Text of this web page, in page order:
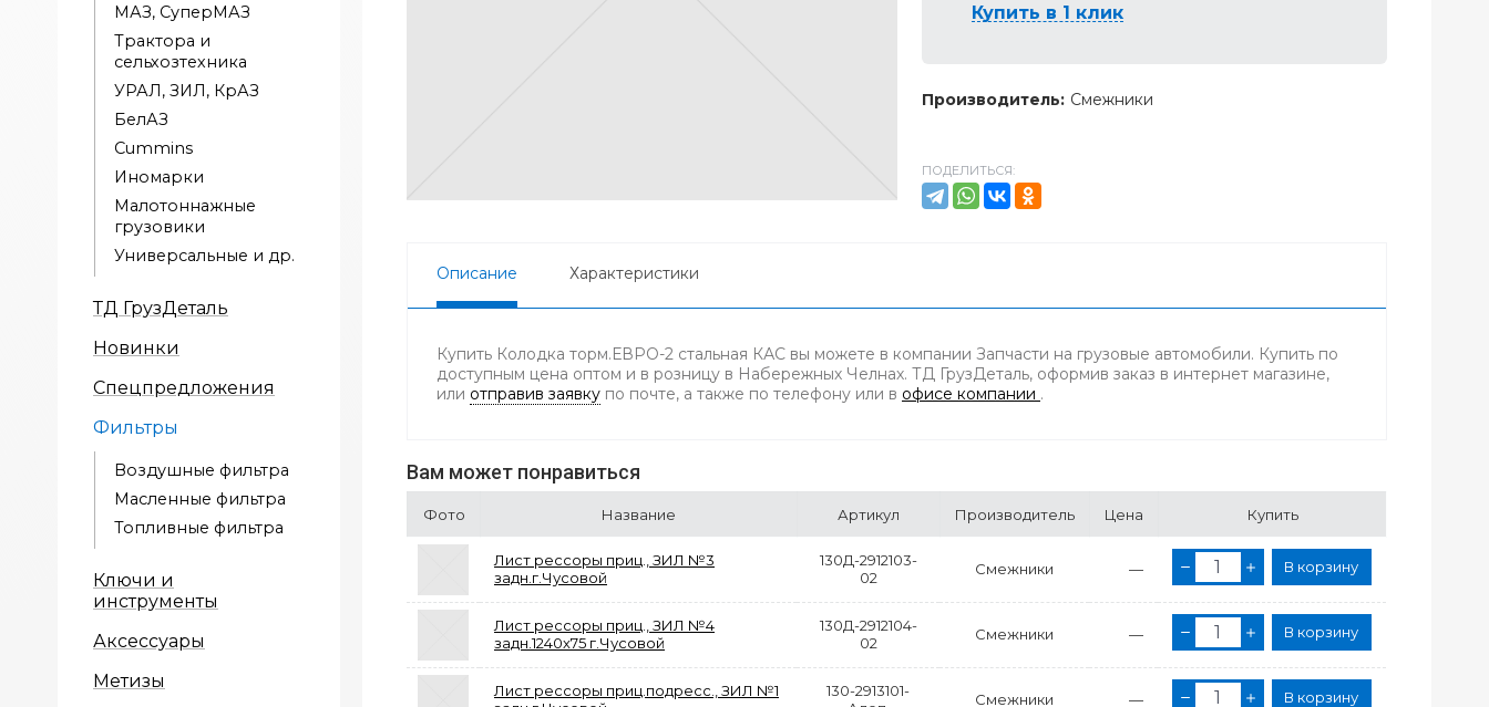
МАЗ, СуперМАЗ
Трактора и
сельхозтехника
УРАЛ, ЗИЛ, КрАЗ
БелАЗ
Cummins
Иномарки
Малотоннажные
грузовики
Универсальные и др.
ТД ГрузДеталь
Новинки
Спецпредложения
Фильтры
Воздушные фильтра
Масленные фильтра
Топливные фильтра
Ключи и
инструменты
Аксессуары
Метизы
Купить в 1 клик
Производитель: Смежники
ПОДЕЛИТЬСЯ:
Описание Характеристики
Купить Колодка торм.ЕВРО-2 стальная КАС вы можете в компании Запчасти на грузовые автомобили. Купить по
доступным цена оптом и в розницу в Набережных Челнах. ТД ГрузДеталь, оформив заказ в интернет магазине,
или отправив заявку по почте, а также по телефону или в офисе компании .
Вам может понравиться
Фото Название Артикул Производитель Цена Купить
Лист рессоры приц., ЗИЛ №3
задн.г.Чусовой
130Д-2912103-
02
Смежники — В корзину
Лист рессоры приц., ЗИЛ №4
задн.1240х75 г.Чусовой
130Д-2912104-
02
Смежники — В корзину
Лист рессоры приц.подресс., ЗИЛ №1
130-2913101-
Смежники — В корзину